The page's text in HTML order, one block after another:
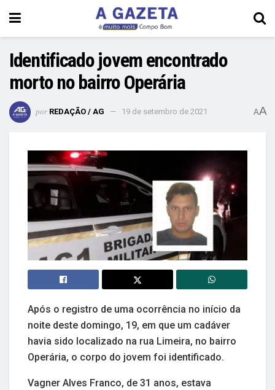
Identificado jovem encontrado
morto no bairro Operária
por REDAÇÃO / AG 19 de setembro de 2021 AA
Após o registro de uma ocorrência no início da
noite deste domingo, 19, em que um cadáver
havia sido localizado na rua Limeira, no bairro
Operária, o corpo do jovem foi identificado.
Vagner Alves Franco, de 31 anos, estava